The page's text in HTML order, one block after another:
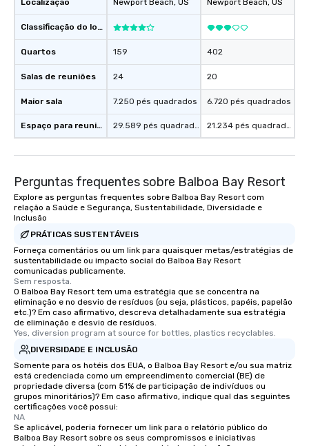
Localização
Classificação do local
Quartos
Salas de reuniões
Maior sala
Espaço para reuniões
Newport Beach, US
159
24
7.250 pés quadrados
29.589 pés quadrados
Newport Beach, US
402
20
6.720 pés quadrados
21.234 pés quadrados
Perguntas frequentes sobre Balboa Bay Resort
Explore as perguntas frequentes sobre Balboa Bay Resort com
relação a Saúde e Segurança, Sustentabilidade, Diversidade e
Inclusão
PRÁTICAS SUSTENTÁVEIS
Forneça comentários ou um link para quaisquer metas/estratégias de
sustentabilidade ou impacto social do Balboa Bay Resort
comunicadas publicamente.
Sem resposta.
O Balboa Bay Resort tem uma estratégia que se concentra na
eliminação e no desvio de resíduos (ou seja, plásticos, papéis, papelão
etc.)? Em caso afirmativo, descreva detalhadamente sua estratégia
de eliminação e desvio de resíduos.
Yes, diversion program at source for bottles, plastics recyclables.
DIVERSIDADE E INCLUSÃO
Somente para os hotéis dos EUA, o Balboa Bay Resort e/ou sua matriz
está credenciada como um empreendimento comercial (BE) de
propriedade diversa (com 51% de participação de indivíduos ou
grupos minoritários)? Em caso afirmativo, indique qual das seguintes
certificações você possui:
NA
Se aplicável, poderia fornecer um link para o relatório público do
Balboa Bay Resort sobre os seus compromissos e iniciativas